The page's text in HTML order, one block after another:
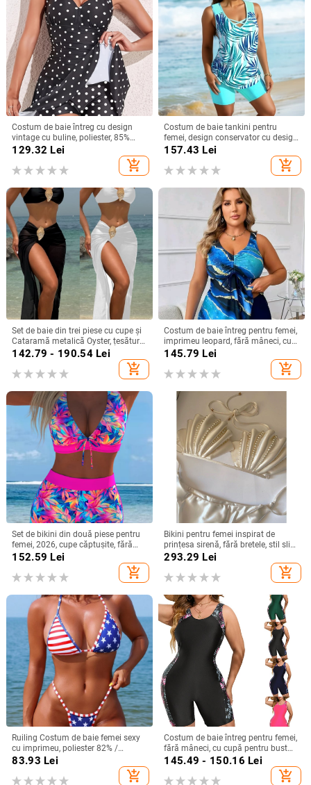
Costum de baie întreg cu design
vintage cu buline, poliester, 85%
poliester
129.32 Lei
add_shopping_cart
Costum de baie tankini pentru
femei, design conservator cu design
divizat, fără mâneci, cu bureți în
căptușeală de spandex
157.43 Lei
add_shopping_cart
Set de baie din trei piese cu cupe și
Cataramă metalică Oyster, țesătură
poliester, căptușeală poliester cu
18% elastan, greutate țesătură 230
g
142.79 - 190.54Lei
add_shopping_cart
Costum de baie întreg pentru femei,
imprimeu leopard, fără mâneci, cu
bureți pentru bust, material
145.79 Lei
add_shopping_cart
Set de bikini din două piese pentru
femei, 2026, cupe căptușite, fără
armături, siluetă subțire și acoperire
152.59 Lei
add_shopping_cart
Bikini pentru femei inspirat de
prințesa sirenă, fără bretele, stil slip,
din mercerizată bumbac + vinilon,
căptușit cu bumbac, pentru femei
adulte, fără sârmă de susținere și
293.29 Lei
add_shopping_cart
Ruiling Costum de baie femei sexy
cu imprimeu, poliester 82% /
căptușeală spandex 18%, cupe cu
bureți fără suport metalic, fără
mâneci, croială bikini
83.93 Lei
add_shopping_cart
Costum de baie întreg pentru femei,
fără mâneci, cu cupă pentru bust
fără suport metalic, material 82%
poliester, căptușeală 100% poliester
145.49 - 150.16 Lei
add_shopping_cart